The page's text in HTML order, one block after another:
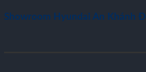
Showroom Hyundai An Khánh